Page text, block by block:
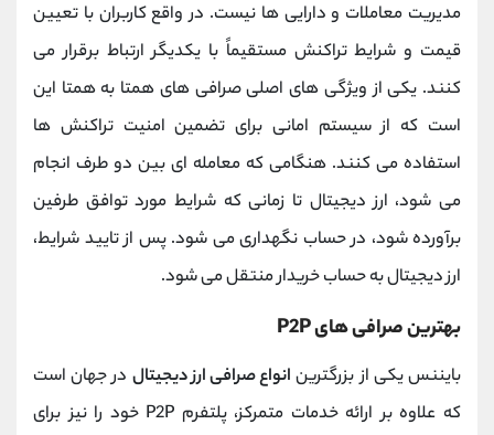
مدیریت معاملات و دارایی ها نیست. در واقع کاربران با تعیین
قیمت و شرایط تراکنش مستقیماً با یکدیگر ارتباط برقرار می
کنند. یکی از ویژگی های اصلی صرافی های همتا به همتا این
است که از سیستم امانی برای تضمین امنیت تراکنش ها
استفاده می کنند. هنگامی که معامله ای بین دو طرف انجام
می شود، ارز دیجیتال تا زمانی که شرایط مورد توافق طرفین
برآورده شود، در حساب نگهداری می شود. پس از تایید شرایط،
ارز دیجیتال به حساب خریدار منتقل می شود.
بهترین صرافی های P2P
بایننس یکی از بزرگترین انواع صرافی ارز دیجیتال در جهان است
که علاوه بر ارائه خدمات متمرکز، پلتفرم P2P خود را نیز برای